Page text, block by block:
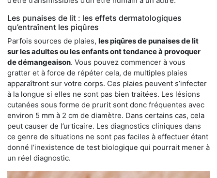
Les punaises de lit : les effets dermatologiques
qu’entraînent les piqûres
Parfois sources de plaies, les piqûres de punaises de lit
sur les adultes ou les enfants ont tendance à provoquer
de démangeaison. Vous pouvez commencer à vous
gratter et à force de répéter cela, de multiples plaies
apparaîtront sur votre corps. Ces plaies peuvent s’infecter
à la longue si elles ne sont pas bien traitées. Les lésions
cutanées sous forme de prurit sont donc fréquentes avec
environ 5 mm à 2 cm de diamètre. Dans certains cas, cela
peut causer de l’urticaire. Les diagnostics cliniques dans
ce genre de situations ne sont pas faciles à effectuer étant
donné l’inexistence de test biologique qui pourrait mener à
un réel diagnostic.